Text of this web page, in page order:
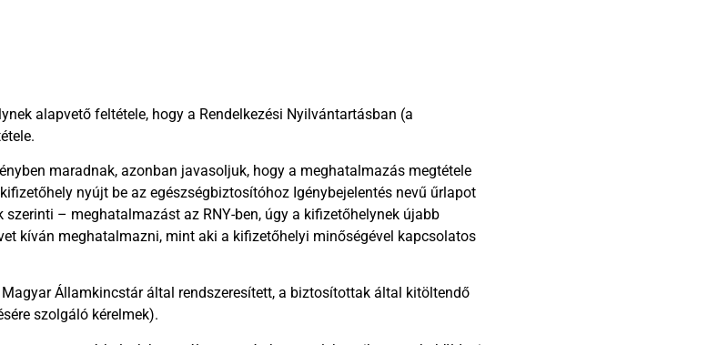
alapvető feltétele, hogy a Rendelkezési Nyilvántartásban (a
maradnak, azonban javasoljuk, hogy a meghatalmazás megtétele
nyújt be az egészségbiztosítóhoz Igénybejelentés nevű űrlapot
– meghatalmazást az RNY-ben, úgy a kifizetőhelynek újabb
kíván meghatalmazni, mint aki a kifizetőhelyi minőségével kapcsolatos
Államkincstár által rendszeresített, a biztosítottak által kitöltendő
szolgáló kérelmek).